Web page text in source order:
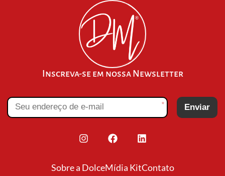
Inscreva-se em nossa Newsletter
* Enviar
Sobre a DolceMídia KitContato